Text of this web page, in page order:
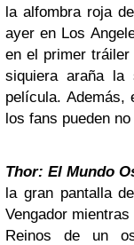
la alfombra roja
ayer en Los
en el primer
siquiera araña
película. Además,
los fans pueden
Thor: El Mundo
la gran pantalla
Vengador
Reinos de un